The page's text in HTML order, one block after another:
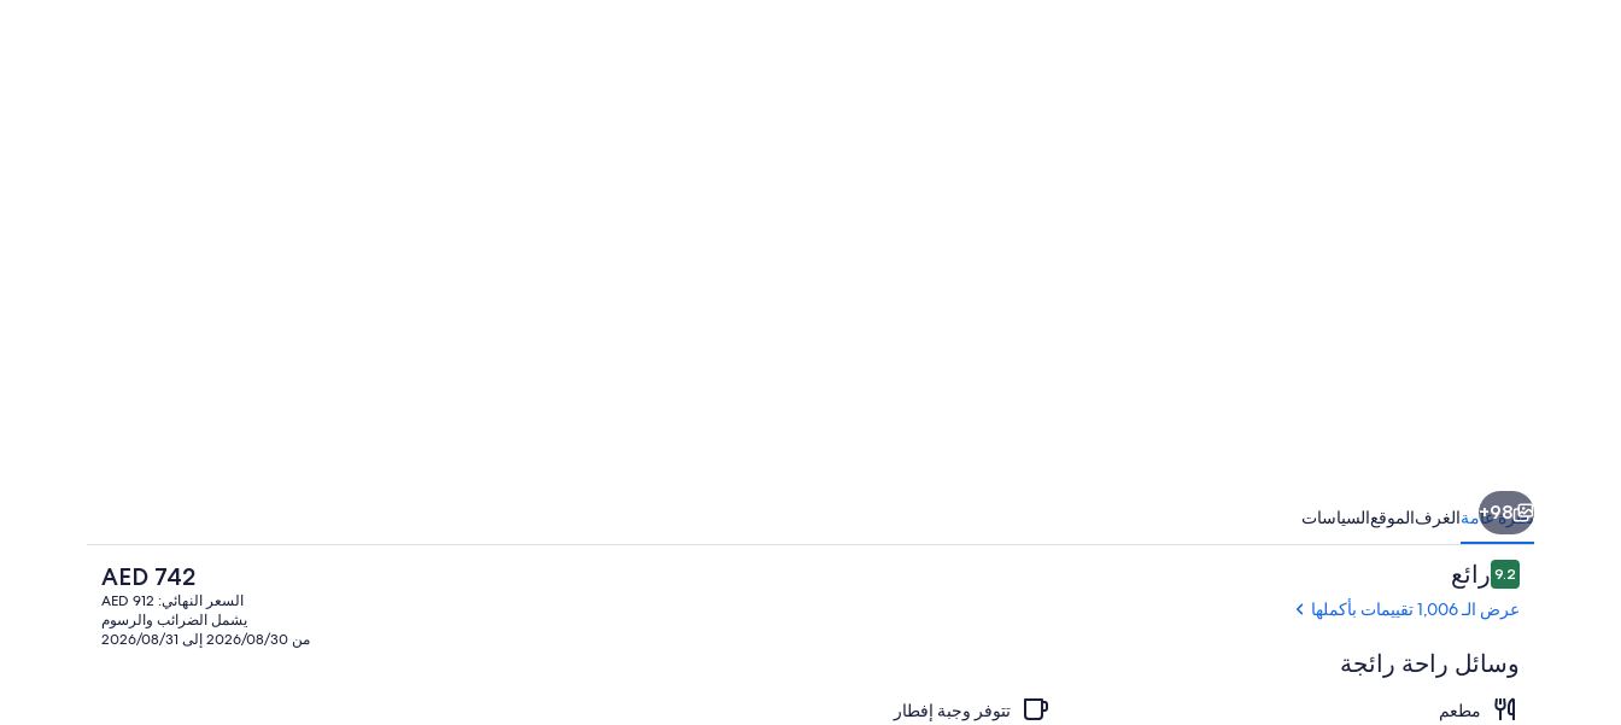
يتم تقديم العشاء والإفطار المتأخر
98+
نظرة عامةالغرفالموقعالسياسات
التقييمات
9.29.2 من 10رائع
عرض الـ 1,006 تقييمات بأكملها
وسائل راحة رائجة
مطعم
تتوفر وجبة إفطار
السعر
الحالي
هو
AED
AED 742
السعر النهائي: AED 912
يشمل الضرائب والرسوم
من 2026/08/30 إلى 2026/08/31